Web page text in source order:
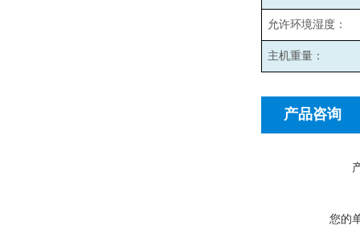
允许环境湿度：
主机重量：
产品咨询
您的